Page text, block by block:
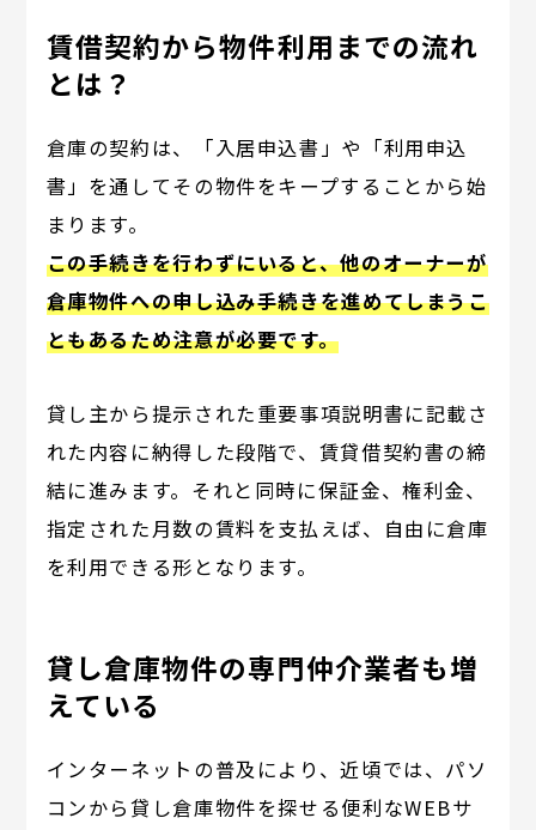
賃借契約から物件利用までの流れ
とは？
倉庫の契約は、「入居申込書」や「利用申込
書」を通してその物件をキープすることから始
まります。
この手続きを行わずにいると、他のオーナーが
倉庫物件への申し込み手続きを進めてしまうこ
ともあるため注意が必要です。
貸し主から提示された重要事項説明書に記載さ
れた内容に納得した段階で、賃貸借契約書の締
結に進みます。それと同時に保証金、権利金、
指定された月数の賃料を支払えば、自由に倉庫
を利用できる形となります。
貸し倉庫物件の専門仲介業者も増
えている
インターネットの普及により、近頃では、パソ
コンから貸し倉庫物件を探せる便利なWEBサ